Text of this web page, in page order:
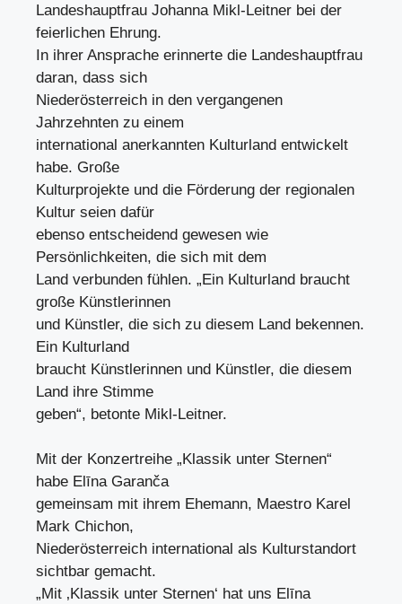
Landeshauptfrau Johanna Mikl-Leitner bei der
feierlichen Ehrung.
In ihrer Ansprache erinnerte die Landeshauptfrau
daran, dass sich
Niederösterreich in den vergangenen
Jahrzehnten zu einem
international anerkannten Kulturland entwickelt
habe. Große
Kulturprojekte und die Förderung der regionalen
Kultur seien dafür
ebenso entscheidend gewesen wie
Persönlichkeiten, die sich mit dem
Land verbunden fühlen. „Ein Kulturland braucht
große Künstlerinnen
und Künstler, die sich zu diesem Land bekennen.
Ein Kulturland
braucht Künstlerinnen und Künstler, die diesem
Land ihre Stimme
geben“, betonte Mikl-Leitner.
Mit der Konzertreihe „Klassik unter Sternen“
habe Elīna Garanča
gemeinsam mit ihrem Ehemann, Maestro Karel
Mark Chichon,
Niederösterreich international als Kulturstandort
sichtbar gemacht.
„Mit ‚Klassik unter Sternen‘ hat uns Elīna